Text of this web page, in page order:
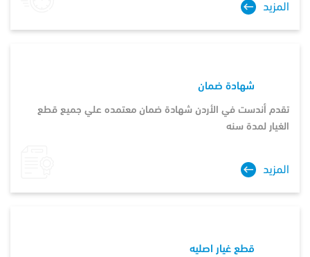
المزيد
شهادة ضمان
تقدم أندست في الأردن شهادة ضمان معتمده علي جميع قطع
الغيار لمدة سنه
المزيد
قطع غيار اصليه